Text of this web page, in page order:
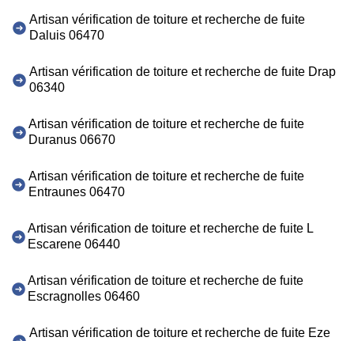
Artisan vérification de toiture et recherche de fuite
Daluis 06470
Artisan vérification de toiture et recherche de fuite Drap
06340
Artisan vérification de toiture et recherche de fuite
Duranus 06670
Artisan vérification de toiture et recherche de fuite
Entraunes 06470
Artisan vérification de toiture et recherche de fuite L
Escarene 06440
Artisan vérification de toiture et recherche de fuite
Escragnolles 06460
Artisan vérification de toiture et recherche de fuite Eze